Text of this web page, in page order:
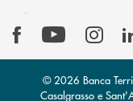
© 2026 Banca
Casalgrasso e